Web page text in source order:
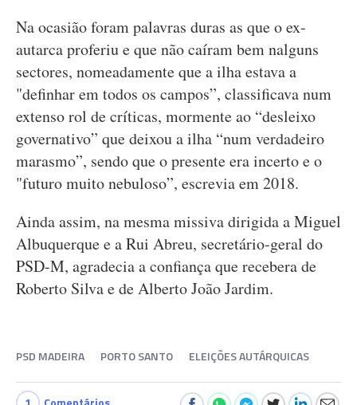
Na ocasião foram palavras duras as que o ex-
autarca proferiu e que não caíram bem nalguns
sectores, nomeadamente que a ilha estava a
"definhar em todos os campos”, classificava num
extenso rol de críticas, mormente ao “desleixo
governativo” que deixou a ilha “num verdadeiro
marasmo”, sendo que o presente era incerto e o
"futuro muito nebuloso”, escrevia em 2018.
Ainda assim, na mesma missiva dirigida a Miguel
Albuquerque e a Rui Abreu, secretário-geral do
PSD-M, agradecia a confiança que recebera de
Roberto Silva e de Alberto João Jardim.
PSD MADEIRA PORTO SANTO ELEIÇÕES AUTÁRQUICAS